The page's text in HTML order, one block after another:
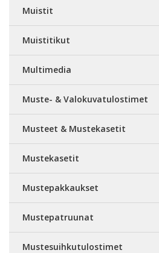
Muistit
Muistitikut
Multimedia
Muste- & Valokuvatulostimet
Musteet & Mustekasetit
Mustekasetit
Mustepakkaukset
Mustepatruunat
Mustesuihkutulostimet